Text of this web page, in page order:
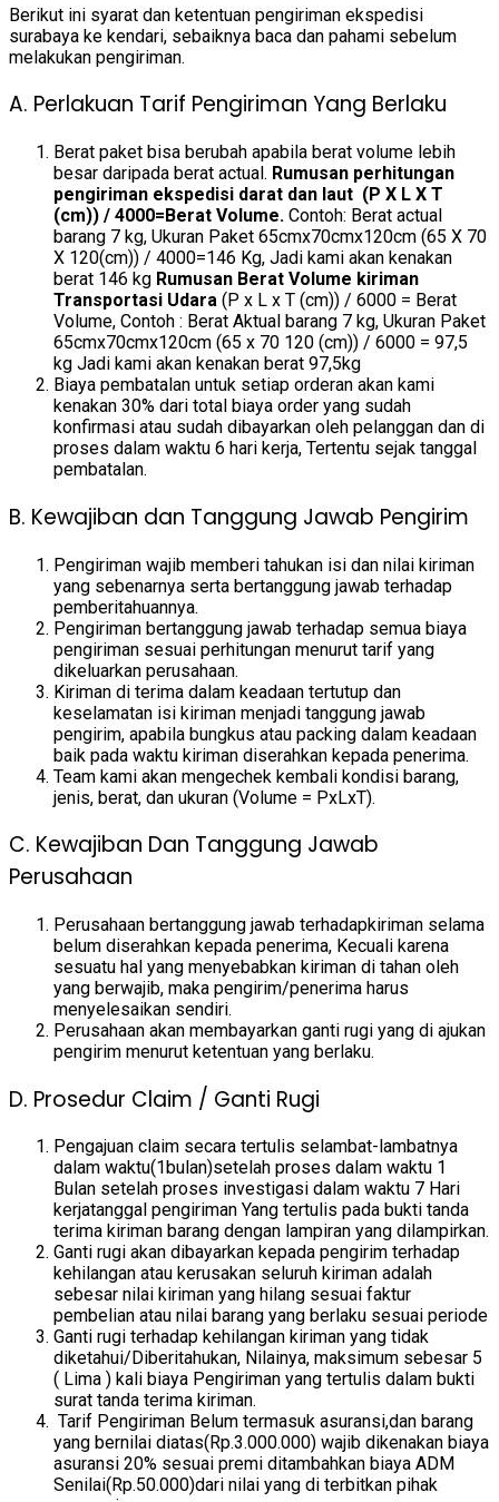
Berikut ini syarat dan ketentuan pengiriman ekspedisi
surabaya ke kendari, sebaiknya baca dan pahami sebelum
melakukan pengiriman.
A. Perlakuan Tarif Pengiriman Yang Berlaku
Berat paket bisa berubah apabila berat volume lebih
besar daripada berat actual. Rumusan perhitungan
pengiriman ekspedisi darat dan laut (P X L X T
(cm)) / 4000=Berat Volume. Contoh: Berat actual
barang 7 kg, Ukuran Paket 65cmx70cmx120cm (65 X 70
X 120(cm)) / 4000=146 Kg, Jadi kami akan kenakan
berat 146 kg Rumusan Berat Volume kiriman
Transportasi Udara (P x L x T (cm)) / 6000 = Berat
Volume, Contoh : Berat Aktual barang 7 kg, Ukuran Paket
65cmx70cmx120cm (65 x 70 120 (cm)) / 6000 = 97,5
kg Jadi kami akan kenakan berat 97,5kg
Biaya pembatalan untuk setiap orderan akan kami
kenakan 30% dari total biaya order yang sudah
konfirmasi atau sudah dibayarkan oleh pelanggan dan di
proses dalam waktu 6 hari kerja, Tertentu sejak tanggal
pembatalan.
B. Kewajiban dan Tanggung Jawab Pengirim
Pengiriman wajib memberi tahukan isi dan nilai kiriman
yang sebenarnya serta bertanggung jawab terhadap
pemberitahuannya.
Pengiriman bertanggung jawab terhadap semua biaya
pengiriman sesuai perhitungan menurut tarif yang
dikeluarkan perusahaan.
Kiriman di terima dalam keadaan tertutup dan
keselamatan isi kiriman menjadi tanggung jawab
pengirim, apabila bungkus atau packing dalam keadaan
baik pada waktu kiriman diserahkan kepada penerima.
Team kami akan mengechek kembali kondisi barang,
jenis, berat, dan ukuran (Volume = PxLxT).
C. Kewajiban Dan Tanggung Jawab
Perusahaan
Perusahaan bertanggung jawab terhadapkiriman selama
belum diserahkan kepada penerima, Kecuali karena
sesuatu hal yang menyebabkan kiriman di tahan oleh
yang berwajib, maka pengirim/penerima harus
menyelesaikan sendiri.
Perusahaan akan membayarkan ganti rugi yang di ajukan
pengirim menurut ketentuan yang berlaku.
D. Prosedur Claim / Ganti Rugi
Pengajuan claim secara tertulis selambat-lambatnya
dalam waktu(1bulan)setelah proses dalam waktu 1
Bulan setelah proses investigasi dalam waktu 7 Hari
kerjatanggal pengiriman Yang tertulis pada bukti tanda
terima kiriman barang dengan lampiran yang dilampirkan.
Ganti rugi akan dibayarkan kepada pengirim terhadap
kehilangan atau kerusakan seluruh kiriman adalah
sebesar nilai kiriman yang hilang sesuai faktur
pembelian atau nilai barang yang berlaku sesuai periode
Ganti rugi terhadap kehilangan kiriman yang tidak
diketahui/Diberitahukan, Nilainya, maksimum sebesar 5
( Lima ) kali biaya Pengiriman yang tertulis dalam bukti
surat tanda terima kiriman.
Tarif Pengiriman Belum termasuk asuransi,dan barang
yang bernilai diatas(Rp.3.000.000) wajib dikenakan biaya
asuransi 20% sesuai premi ditambahkan biaya ADM
Senilai(Rp.50.000)dari nilai yang di terbitkan pihak